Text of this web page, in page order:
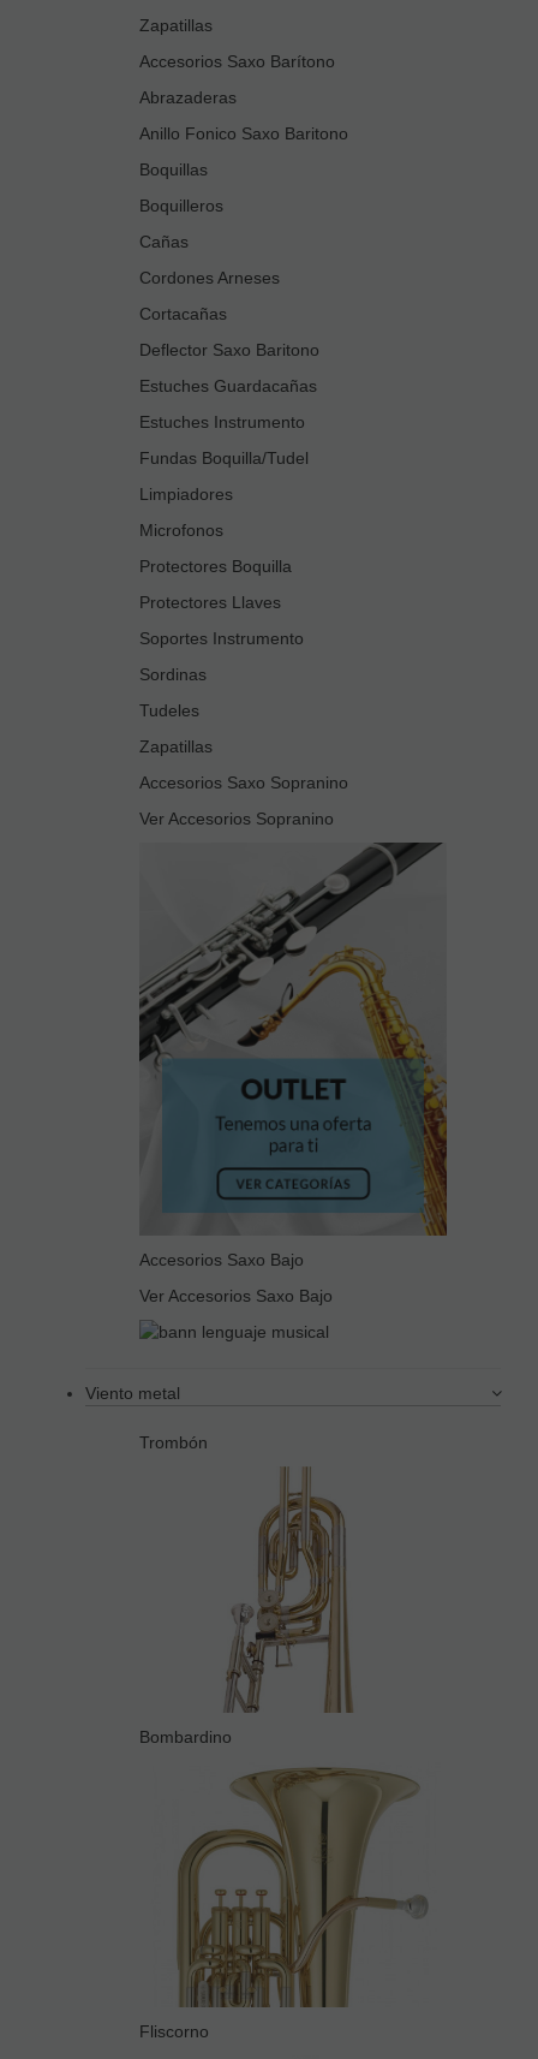
Zapatillas
Accesorios Saxo Barítono
Abrazaderas
Anillo Fonico Saxo Baritono
Boquillas
Boquilleros
Cañas
Cordones Arneses
Cortacañas
Deflector Saxo Baritono
Estuches Guardacañas
Estuches Instrumento
Fundas Boquilla/Tudel
Limpiadores
Microfonos
Protectores Boquilla
Protectores Llaves
Soportes Instrumento
Sordinas
Tudeles
Zapatillas
Accesorios Saxo Sopranino
Ver Accesorios Sopranino
Accesorios Saxo Bajo
Ver Accesorios Saxo Bajo
Viento metal
Trombón
Bombardino
Fliscorno